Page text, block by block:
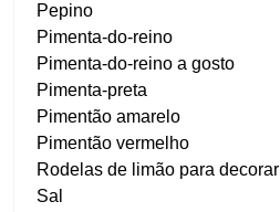
Pepino
Pimenta-do-reino
Pimenta-do-reino a gosto
Pimenta-preta
Pimentão amarelo
Pimentão vermelho
Rodelas de limão para decorar
Sal